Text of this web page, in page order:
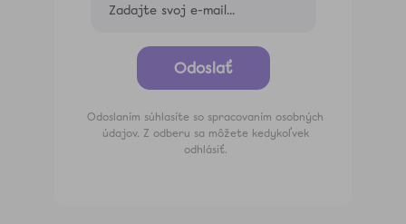
Odoslať
Odoslaním súhlasíte so spracovaním osobných
údajov. Z odberu sa môžete kedykoľvek
odhlásiť.